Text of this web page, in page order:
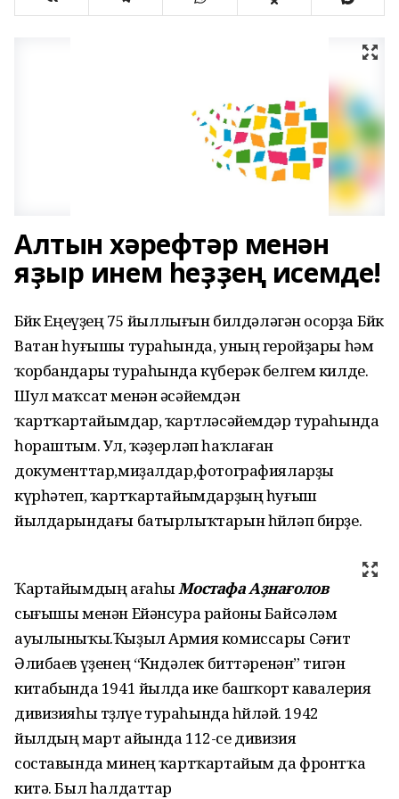
Алтын хәрефтәр менән
яҙыр инем һеҙҙең исемде!
Бөйөк Еңеүҙең 75 йыллығын билдәләгән осорҙа Бөйөк
Ватан һуғышы тураһында, уның геройҙары һәм
ҡорбандары тураһында күберәк белгем килде.
Шул маҡсат менән әсәйемдән
ҡартҡартайымдар, ҡартөләсәйемдәр тураһында
һораштым. Ул, ҡәҙерләп һаҡлаған
документтар,миҙалдар,фотографияларҙы
күрһәтеп, ҡартҡартайымдарҙың һуғыш
йылдарындағы батырлыҡтарын һөйләп бирҙе.
Ҡартайымдың ағаһыМостафа Аҙнағолов
сығышы менән Ейәнсура районы Байсәләм
ауылыныҡы.Ҡыҙыл Армия комиссары Сәғит
Әлибаев үҙенең “Көндәлек биттәренән” тигән
китабында 1941 йылда ике башҡорт кавалерия
дивизияһы төҙөлөүе тураһында һөйләй. 1942
йылдың март айында 112-се дивизия
составында минең ҡартҡартайым да фронтҡа
китә. Был һалдаттар